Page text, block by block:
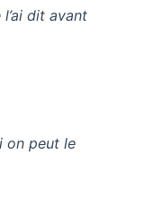
dit avant
on peut le